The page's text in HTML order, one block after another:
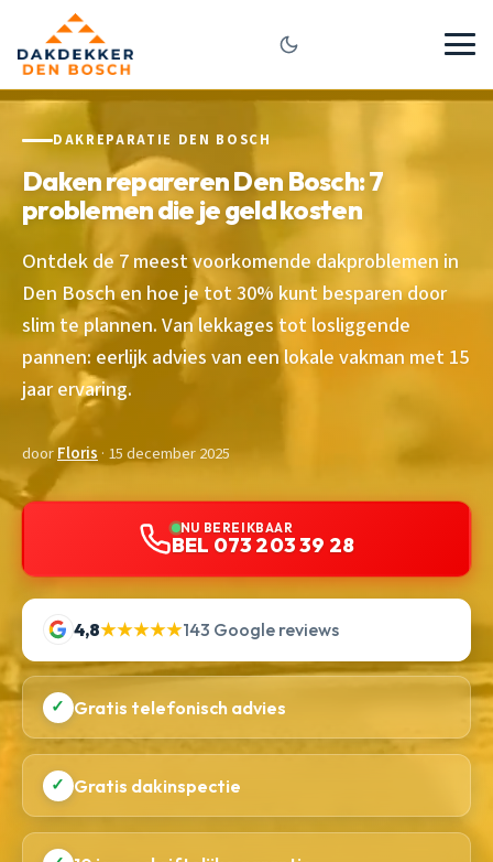
DAKREPARATIE DEN BOSCH
Daken repareren Den Bosch: 7
problemen die je geld kosten
Ontdek de 7 meest voorkomende dakproblemen in
Den Bosch en hoe je tot 30% kunt besparen door
slim te plannen. Van lekkages tot losliggende
pannen: eerlijk advies van een lokale vakman met 15
jaar ervaring.
doorFloris · 15 december 2025
NU BEREIKBAAR
BEL 073 203 39 28
4,8★★★★★143 Google reviews
✓ Gratis telefonisch advies
✓ Gratis dakinspectie